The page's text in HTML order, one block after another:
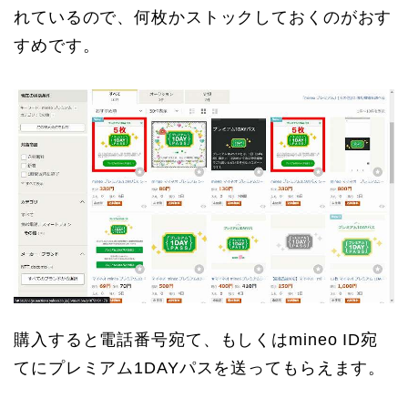
れているので、何枚かストックしておくのがおす
すめです。
購入すると電話番号宛て、もしくはmineo ID宛
てにプレミアム1DAYパスを送ってもらえます。